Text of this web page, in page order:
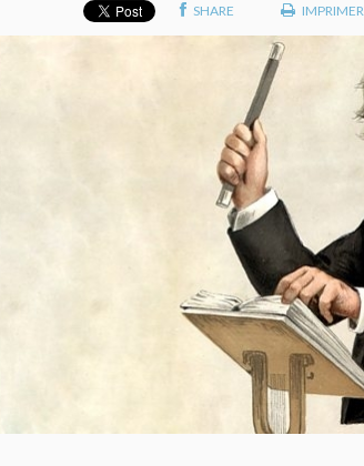
SHARE IMPRIMER